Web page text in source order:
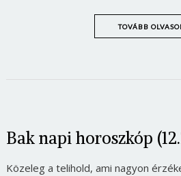
TOVÁBB
Bak napi horoszkóp
Közeleg a telihold, ami nagyon